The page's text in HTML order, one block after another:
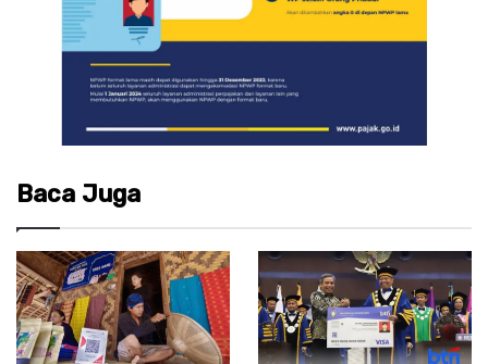
Baca Juga